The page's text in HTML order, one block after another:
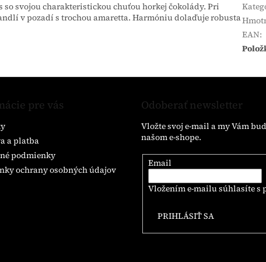
svojou charakteristickou chuťou horkej čokolády. Pri
v pozadí s trochou amaretta. Harmóniu dolaďuje robusta
EAN:
pre vás
a platba
podmienky
ochrany osobných údajov
Odoberať newsletter
Vložte svoj e-mail a my Vám
našom e-shope.
Email
Vložením e-mailu súhlasíte s
PRIHLÁSIŤ SA